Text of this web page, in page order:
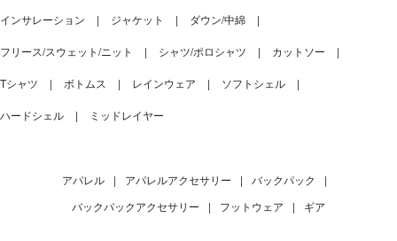
インサレーション ジャケット ダウン/中綿
フリース/スウェット/ニット シャツ/ポロシャツ カットソー
Tシャツ ボトムス レインウェア ソフトシェル
ハードシェル ミッドレイヤー
アパレル | アパレルアクセサリー | バックパック
|
バックパックアクセサリー
| フットウェア | ギア